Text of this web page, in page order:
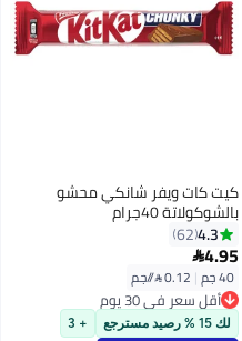
كيت كات ويفر شانكي محشو
بالشوكولاتة 40جرام
4.3
62
4.95
40 جم |
أقل سعر في 30 يوم
أقل سعر في 30 يوملك 15 % رصيد مسترجع + 3